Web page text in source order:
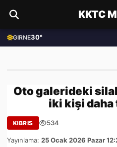
KKTC
GIRNE30°
Oto galerideki
iki kişi daha
KIBRIS 534
Yayınlama: 25 Ocak 2026 Pazar